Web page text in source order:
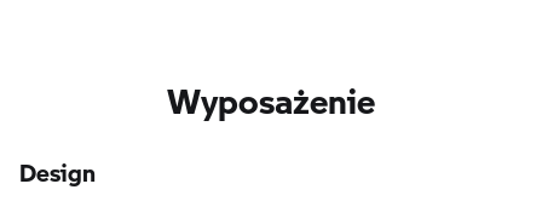
Wyposażenie
Design